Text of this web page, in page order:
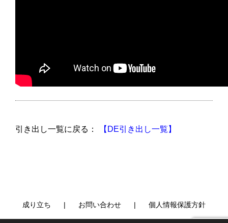
引き出し一覧に戻る： 【DE引き出し一覧】
成り立ち お問い合わせ 個人情報保護方針